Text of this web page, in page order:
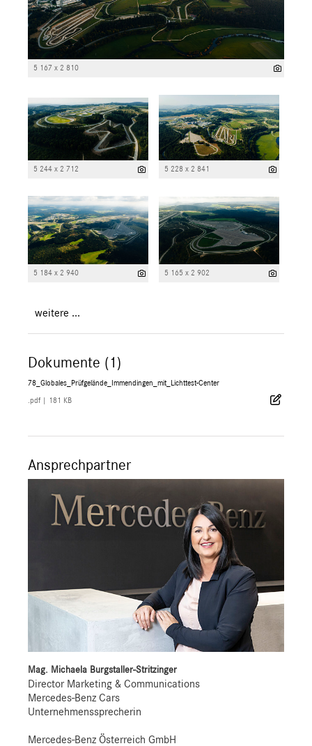
5 167 x 2 810
5 244 x 2 712 5 228 x 2 841
5 184 x 2 940 5 165 x 2 902
weitere ...
Dokumente (1)
78_Globales_Prüfgelände_Immendingen_mit_Lichttest-Center
.pdf 181 KB
Ansprechpartner
Mag. Michaela Burgstaller-Stritzinger
Director Marketing & Communications
Mercedes-Benz Cars
Unternehmenssprecherin
Mercedes-Benz Österreich GmbH